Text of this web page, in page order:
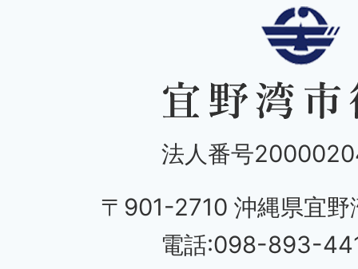
法人番号
〒901-2710 沖縄県宜野
電話:098-893-